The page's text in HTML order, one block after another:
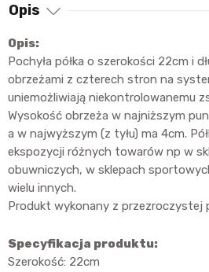
Opis
Opis:
Pochyła półka o szerokości 22cm i
obrzeżami z czterech stron na
uniemożliwiają niekontrolowanemu
Wysokość obrzeża w najniższym
a w najwyższym (z tyłu) ma 4cm.
ekspozycji różnych towarów np w
obuwniczych, w sklepach
wielu innych.
Produkt wykonany z przezroczystej
Specyfikacja produktu:
Szerokość: 22cm